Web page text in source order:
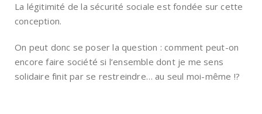
La légitimité de la sécurité sociale est fondée sur cette
conception.
On peut donc se poser la question : comment peut-on
encore faire société si l’ensemble dont je me sens
solidaire finit par se restreindre… au seul moi-même !?